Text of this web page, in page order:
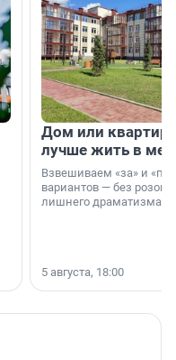
Дом или
лучше жить в
Взвешиваем «за» и
вариантов — без
лишнего драматизма.
5 августа, 18:00